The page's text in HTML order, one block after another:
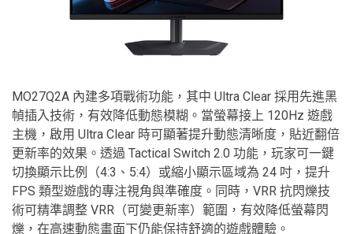
MO27Q2A 內建多項戰術功能，其中 Ultra Clear 採用先進黑
幀插入技術，有效降低動態模糊。當螢幕接上 120Hz 遊戲
主機，啟用 Ultra Clear 時可顯著提升動態清晰度，貼近翻倍
更新率的效果。透過 Tactical Switch 2.0 功能，玩家可一鍵
切換顯示比例（4:3、5:4）或縮小顯示區域為 24 吋，提升
FPS 類型遊戲的專注視角與準確度。同時，VRR 抗閃爍技
術可精準調整 VRR（可變更新率）範圍，有效降低螢幕閃
爍，在高速動態畫面下仍能保持舒適的遊戲體驗。